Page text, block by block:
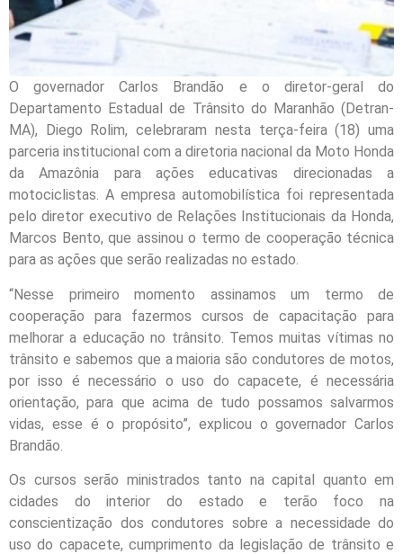
O governador Carlos Brandão e o diretor-geral do
Departamento Estadual de Trânsito do Maranhão (Detran-
MA), Diego Rolim, celebraram nesta terça-feira (18) uma
parceria institucional com a diretoria nacional da Moto Honda
da Amazônia para ações educativas direcionadas a
motociclistas. A empresa automobilística foi representada
pelo diretor executivo de Relações Institucionais da Honda,
Marcos Bento, que assinou o termo de cooperação técnica
para as ações que serão realizadas no estado.
“Nesse primeiro momento assinamos um termo de
cooperação para fazermos cursos de capacitação para
melhorar a educação no trânsito. Temos muitas vítimas no
trânsito e sabemos que a maioria são condutores de motos,
por isso é necessário o uso do capacete, é necessária
orientação, para que acima de tudo possamos salvarmos
vidas, esse é o propósito”, explicou o governador Carlos
Brandão.
Os cursos serão ministrados tanto na capital quanto em
cidades do interior do estado e terão foco na
conscientização dos condutores sobre a necessidade do
uso do capacete, cumprimento da legislação de trânsito e